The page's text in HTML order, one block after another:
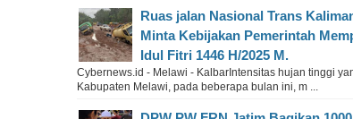
Ruas jalan Nasional Trans
Minta Kebijakan Pemerintah
Idul Fitri 1446 H/2025 M.
Cybernews.id - Melawi - KalbarIntensitas hujan tinggi
Kabupaten Melawi, pada beberapa bulan ini, m ...